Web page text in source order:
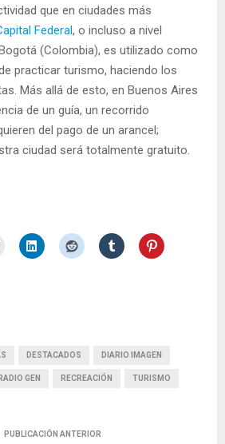
que en ciudades más
Federal, o incluso a nivel
(Colombia), es utilizado como
practicar turismo, haciendo los
Más allá de esto, en Buenos Aires
de un guía, un recorrido
del pago de un arancel;
ciudad será totalmente gratuito.
DESTACADOS DIARIO IMAGEN
RADIO GEN RECREACIÓN TURISMO
PUBLICACIÓN ANTERIOR